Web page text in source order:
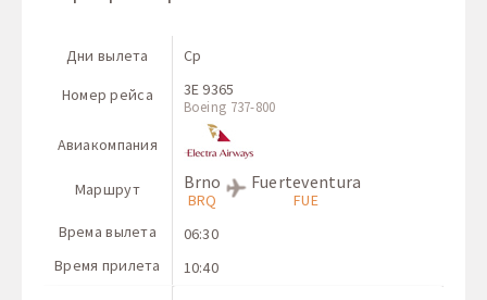
Дни вылета
Номер рейса
Авиакомпания
Маршрут
Врема вылета
Время прилета
Ср
3E 9365
Boeing 737-800
Brno
BRQ
Fuerteventura
FUE
06:30
10:40